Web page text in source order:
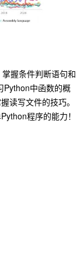
握条件判断语句和
Python中函数的概
读写文件的技巧。
程序的能力！